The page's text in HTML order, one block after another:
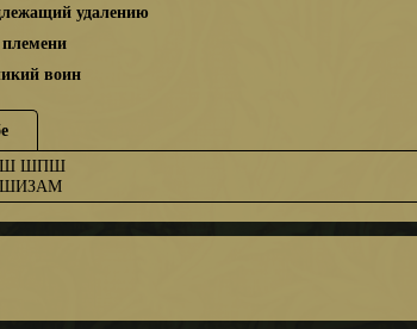
удалению
племени
воин
ШПШ
ШИЗАМ